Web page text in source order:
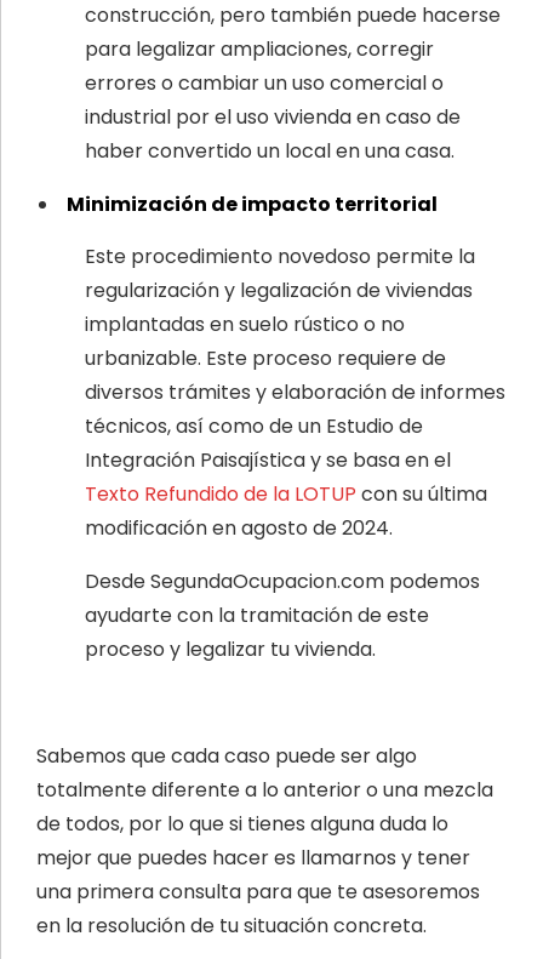
construcción, pero también puede hacerse
para legalizar ampliaciones, corregir
errores o cambiar un uso comercial o
industrial por el uso vivienda en caso de
haber convertido un local en una casa.
Minimización de impacto territorial
Este procedimiento novedoso permite la
regularización y legalización de viviendas
implantadas en suelo rústico o no
urbanizable. Este proceso requiere de
diversos trámites y elaboración de informes
técnicos, así como de un Estudio de
Integración Paisajística y se basa en el
Texto Refundido de la LOTUP con su última
modificación en agosto de 2024.
Desde SegundaOcupacion.com podemos
ayudarte con la tramitación de este
proceso y legalizar tu vivienda.
Sabemos que cada caso puede ser algo
totalmente diferente a lo anterior o una mezcla
de todos, por lo que si tienes alguna duda lo
mejor que puedes hacer es llamarnos y tener
una primera consulta para que te asesoremos
en la resolución de tu situación concreta.